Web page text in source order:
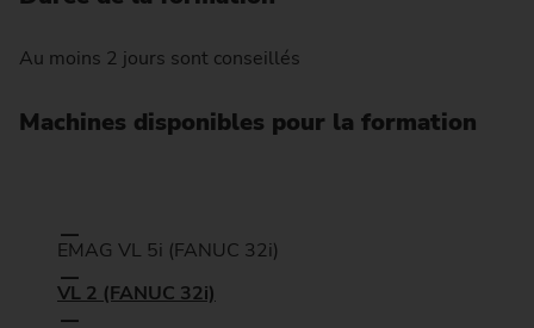
Au moins 2 jours sont conseillés
Machines disponibles pour la formation
EMAG VL 5i (FANUC 32i)
VL 2 (FANUC 32i)